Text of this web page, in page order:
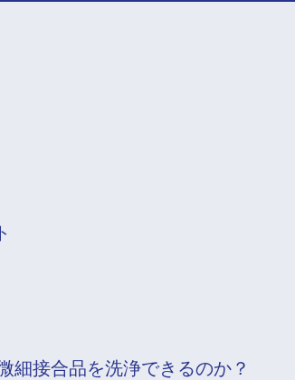
細接合品を洗浄できるのか？